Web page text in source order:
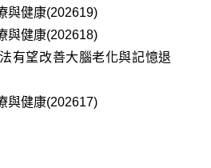
與健康(202619)
與健康(202618)
有望改善大腦老化與記憶退
與健康(202617)